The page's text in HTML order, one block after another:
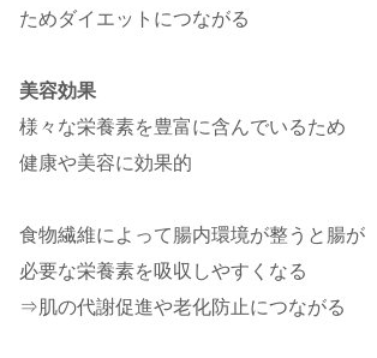
ためダイエットにつながる
美容効果
様々な栄養素を豊富に含んでいるため
健康や美容に効果的
食物繊維によって腸内環境が整うと腸が
必要な栄養素を吸収しやすくなる
⇒肌の代謝促進や老化防止につながる